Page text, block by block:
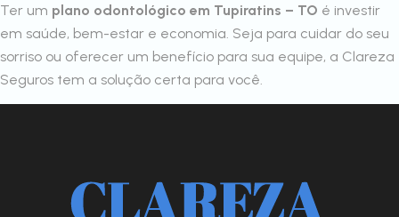
Ter um plano odontológico em Tupiratins – TO é investir
em saúde, bem-estar e economia. Seja para cuidar do seu
sorriso ou oferecer um benefício para sua equipe, a Clareza
Seguros tem a solução certa para você.